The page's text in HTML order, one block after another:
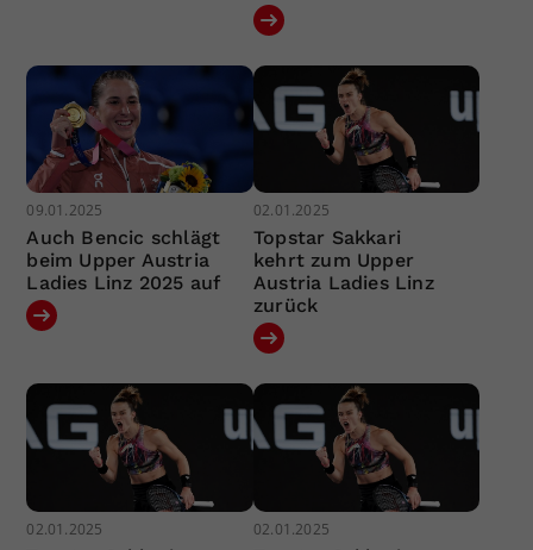
09.01.2025
Auch Bencic schlägt
beim Upper Austria
Ladies Linz 2025 auf
02.01.2025
Topstar Sakkari
kehrt zum Upper
Austria Ladies Linz
zurück
02.01.2025 02.01.2025